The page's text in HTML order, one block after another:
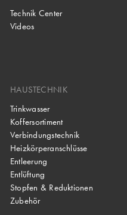
Technik Center
Videos
HAUSTECHNIK
Trinkwasser
Koffersortiment
Verbindungstechnik
Heizkörperanschlüsse
Entleerung
Entlüftung
Stopfen & Reduktionen
Zubehör